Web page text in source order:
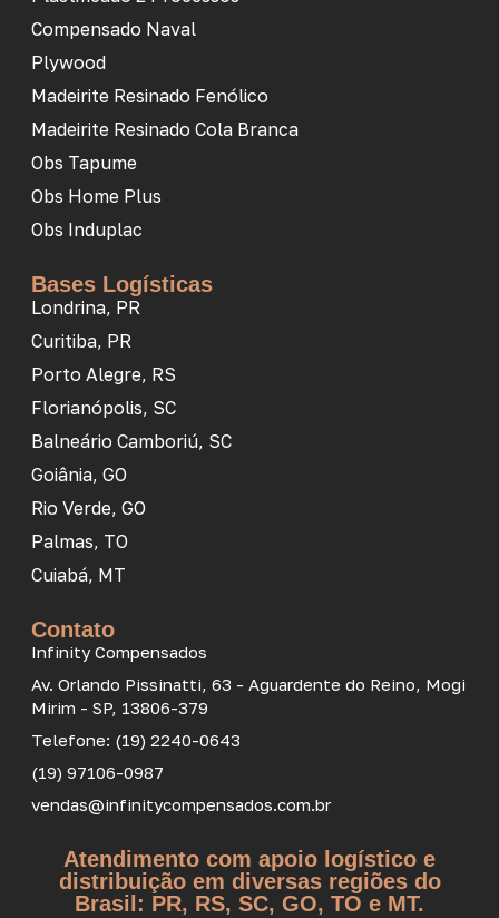
Compensado Naval
Plywood
Madeirite Resinado Fenólico
Madeirite Resinado Cola Branca
Obs Tapume
Obs Home Plus
Obs Induplac
Bases Logísticas
Londrina, PR
Curitiba, PR
Porto Alegre, RS
Florianópolis, SC
Balneário Camboriú, SC
Goiânia, GO
Rio Verde, GO
Palmas, TO
Cuiabá, MT
Contato
Infinity Compensados
Av. Orlando Pissinatti, 63 - Aguardente do Reino, Mogi
Mirim - SP, 13806-379
Telefone: (19) 2240-0643
(19) 97106-0987
vendas@infinitycompensados.com.br
Atendimento com apoio logístico e
distribuição em diversas regiões do
Brasil: PR, RS, SC, GO, TO e MT.